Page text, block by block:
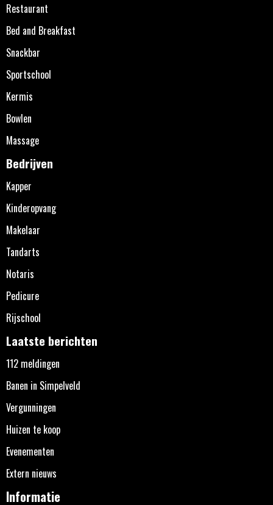
Restaurant
Bed and Breakfast
Snackbar
Sportschool
Kermis
Bowlen
Massage
Bedrijven
Kapper
Kinderopvang
Makelaar
Tandarts
Notaris
Pedicure
Rijschool
Laatste berichten
112 meldingen
Banen in Simpelveld
Vergunningen
Huizen te koop
Evenementen
Extern nieuws
Informatie